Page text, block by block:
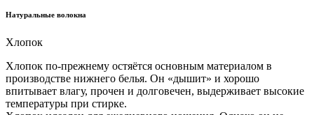
Натуральные волокна
Хлопок
Хлопок по-прежнему остяётся основным материалом в
производстве нижнего белья. Он «дышит» и хорошо
впитывает влагу, прочен и долговечен, выдерживает высокие
температуры при стирке.